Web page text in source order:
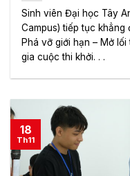
Sinh viên Đại học Tây
Campus) tiếp tục khẳng
Phá vỡ giới hạn – Mở
gia cuộc thi khởi. . .
18
Th11